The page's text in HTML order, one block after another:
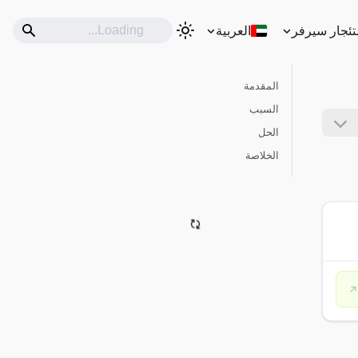
سيرفر العربية
المقدمة
السبب
الحل
الخلاصة